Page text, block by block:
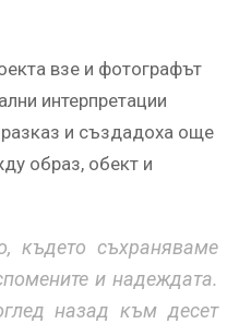
взе и фотографът
интерпретации
и създадоха още
образ, обект и
където съхраняваме
и надеждата.
назад към десет